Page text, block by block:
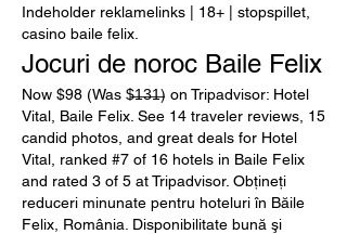
Indeholder reklamelinks | 18+ | stopspillet,
casino baile felix.
Jocuri de noroc Baile Felix
Now $98 (Was $̶1̶3̶1̶) on Tripadvisor: Hotel
Vital, Baile Felix. See 14 traveler reviews, 15
candid photos, and great deals for Hotel
Vital, ranked #7 of 16 hotels in Baile Felix
and rated 3 of 5 at Tripadvisor. Obţineţi
reduceri minunate pentru hoteluri în Băile
Felix, România. Disponibilitate bună şi